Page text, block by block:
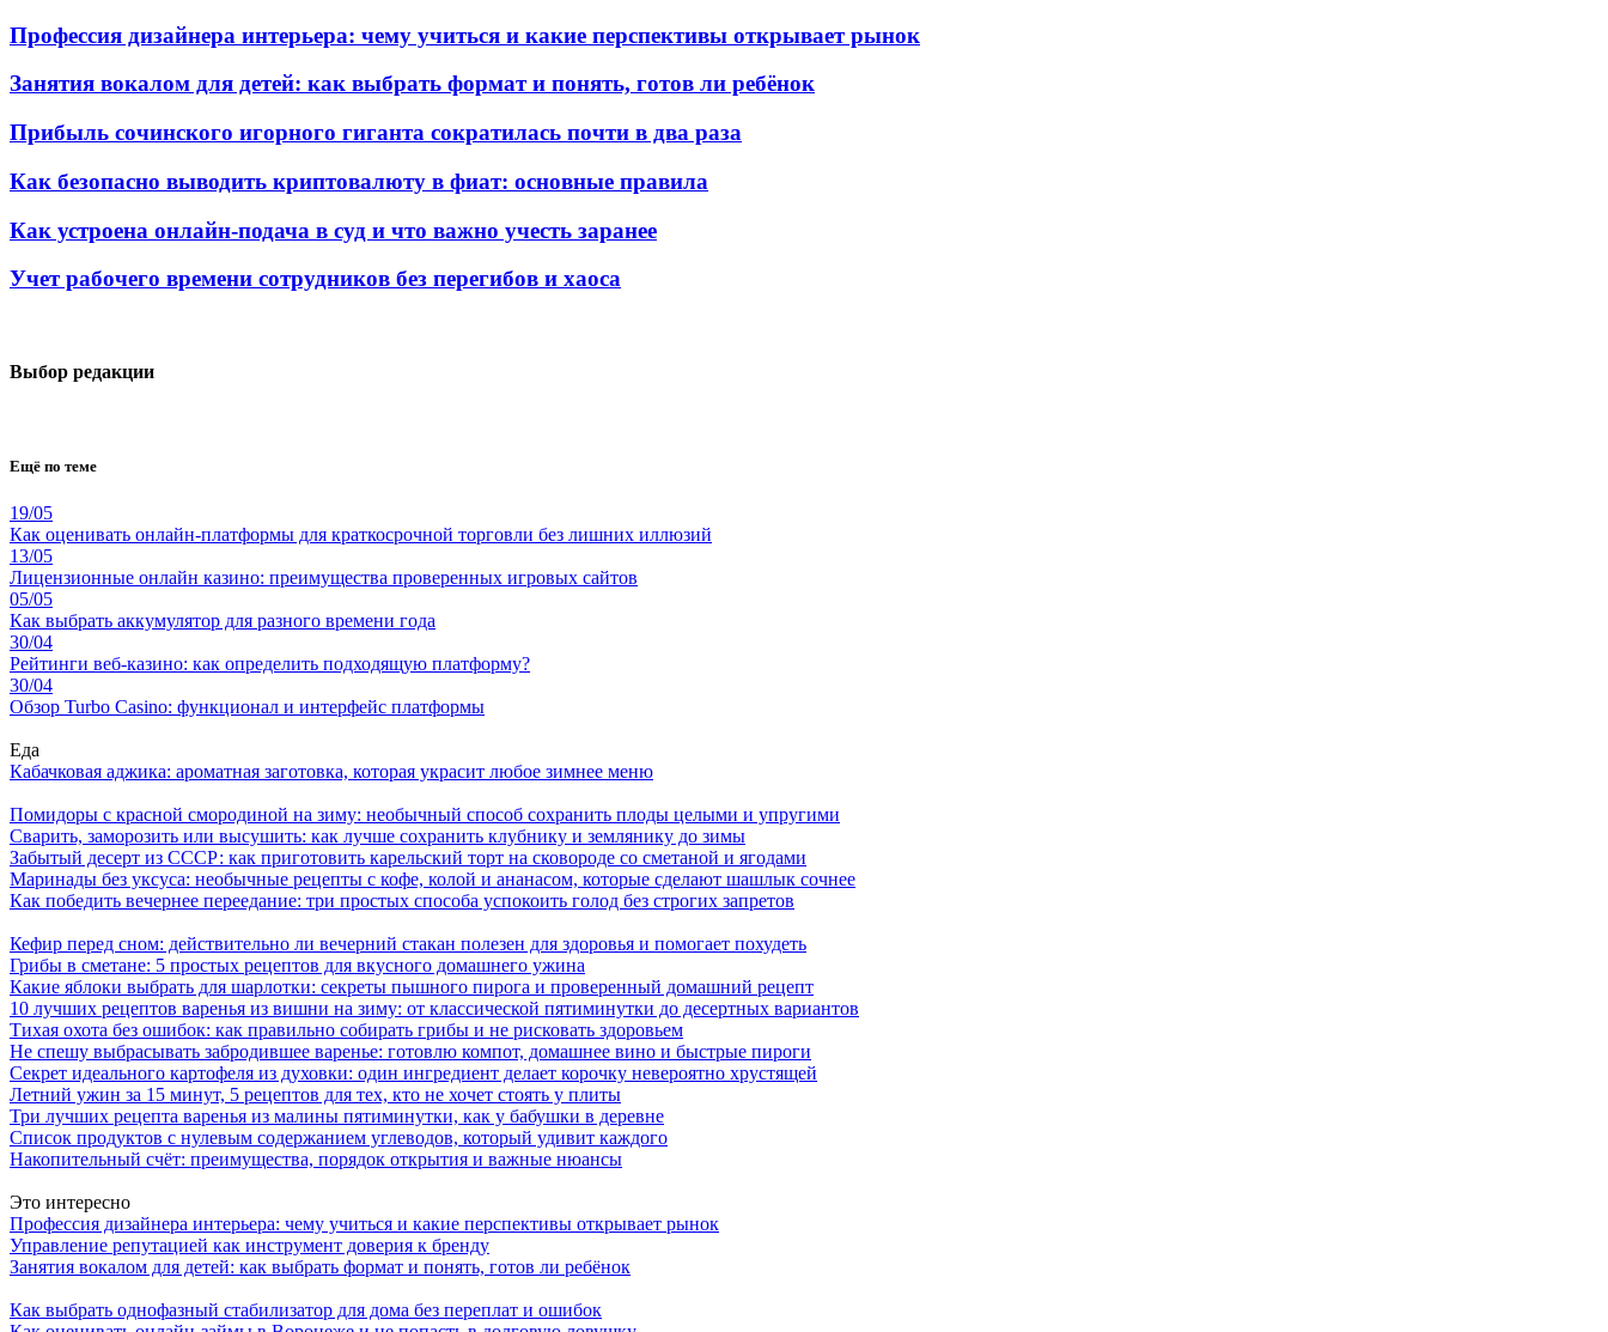
Профессия дизайнера интерьера: чему учиться и какие перспективы открывает рынок
Занятия вокалом для детей: как выбрать формат и понять, готов ли ребёнок
Прибыль сочинского игорного гиганта сократилась почти в два раза
Как безопасно выводить криптовалюту в фиат: основные правила
Как устроена онлайн-подача в суд и что важно учесть заранее
Учет рабочего времени сотрудников без перегибов и хаоса
Выбор редакции
Ещё по теме
19/05
Как оценивать онлайн-платформы для краткосрочной торговли без лишних иллюзий
13/05
Лицензионные онлайн казино: преимущества проверенных игровых сайтов
05/05
Как выбрать аккумулятор для разного времени года
30/04
Рейтинги веб-казино: как определить подходящую платформу?
30/04
Обзор Turbo Casino: функционал и интерфейс платформы
Еда
Кабачковая аджика: ароматная заготовка, которая украсит любое зимнее меню
Помидоры с красной смородиной на зиму: необычный способ сохранить плоды целыми и упругими
Сварить, заморозить или высушить: как лучше сохранить клубнику и землянику до зимы
Забытый десерт из СССР: как приготовить карельский торт на сковороде со сметаной и ягодами
Маринады без уксуса: необычные рецепты с кофе, колой и ананасом, которые сделают шашлык сочнее
Как победить вечернее переедание: три простых способа успокоить голод без строгих запретов
Кефир перед сном: действительно ли вечерний стакан полезен для здоровья и помогает похудеть
Грибы в сметане: 5 простых рецептов для вкусного домашнего ужина
Какие яблоки выбрать для шарлотки: секреты пышного пирога и проверенный домашний рецепт
10 лучших рецептов варенья из вишни на зиму: от классической пятиминутки до десертных вариантов
Тихая охота без ошибок: как правильно собирать грибы и не рисковать здоровьем
Не спешу выбрасывать забродившее варенье: готовлю компот, домашнее вино и быстрые пироги
Секрет идеального картофеля из духовки: один ингредиент делает корочку невероятно хрустящей
Летний ужин за 15 минут, 5 рецептов для тех, кто не хочет стоять у плиты
Три лучших рецепта варенья из малины пятиминутки, как у бабушки в деревне
Список продуктов с нулевым содержанием углеводов, который удивит каждого
Накопительный счёт: преимущества, порядок открытия и важные нюансы
Это интересно
Профессия дизайнера интерьера: чему учиться и какие перспективы открывает рынок
Управление репутацией как инструмент доверия к бренду
Занятия вокалом для детей: как выбрать формат и понять, готов ли ребёнок
Как выбрать однофазный стабилизатор для дома без переплат и ошибок